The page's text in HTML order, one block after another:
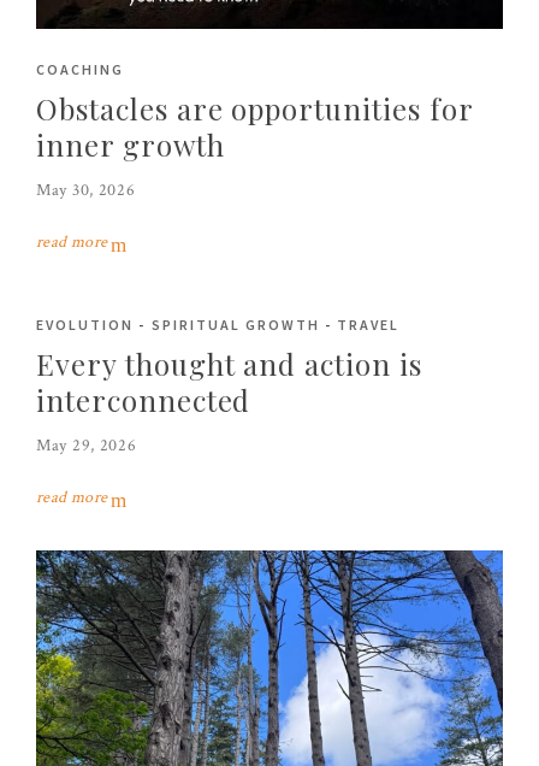
COACHING
Obstacles are opportunities for
inner growth
May 30, 2026
read more
EVOLUTION - SPIRITUAL GROWTH - TRAVEL
Every thought and action is
interconnected
May 29, 2026
read more